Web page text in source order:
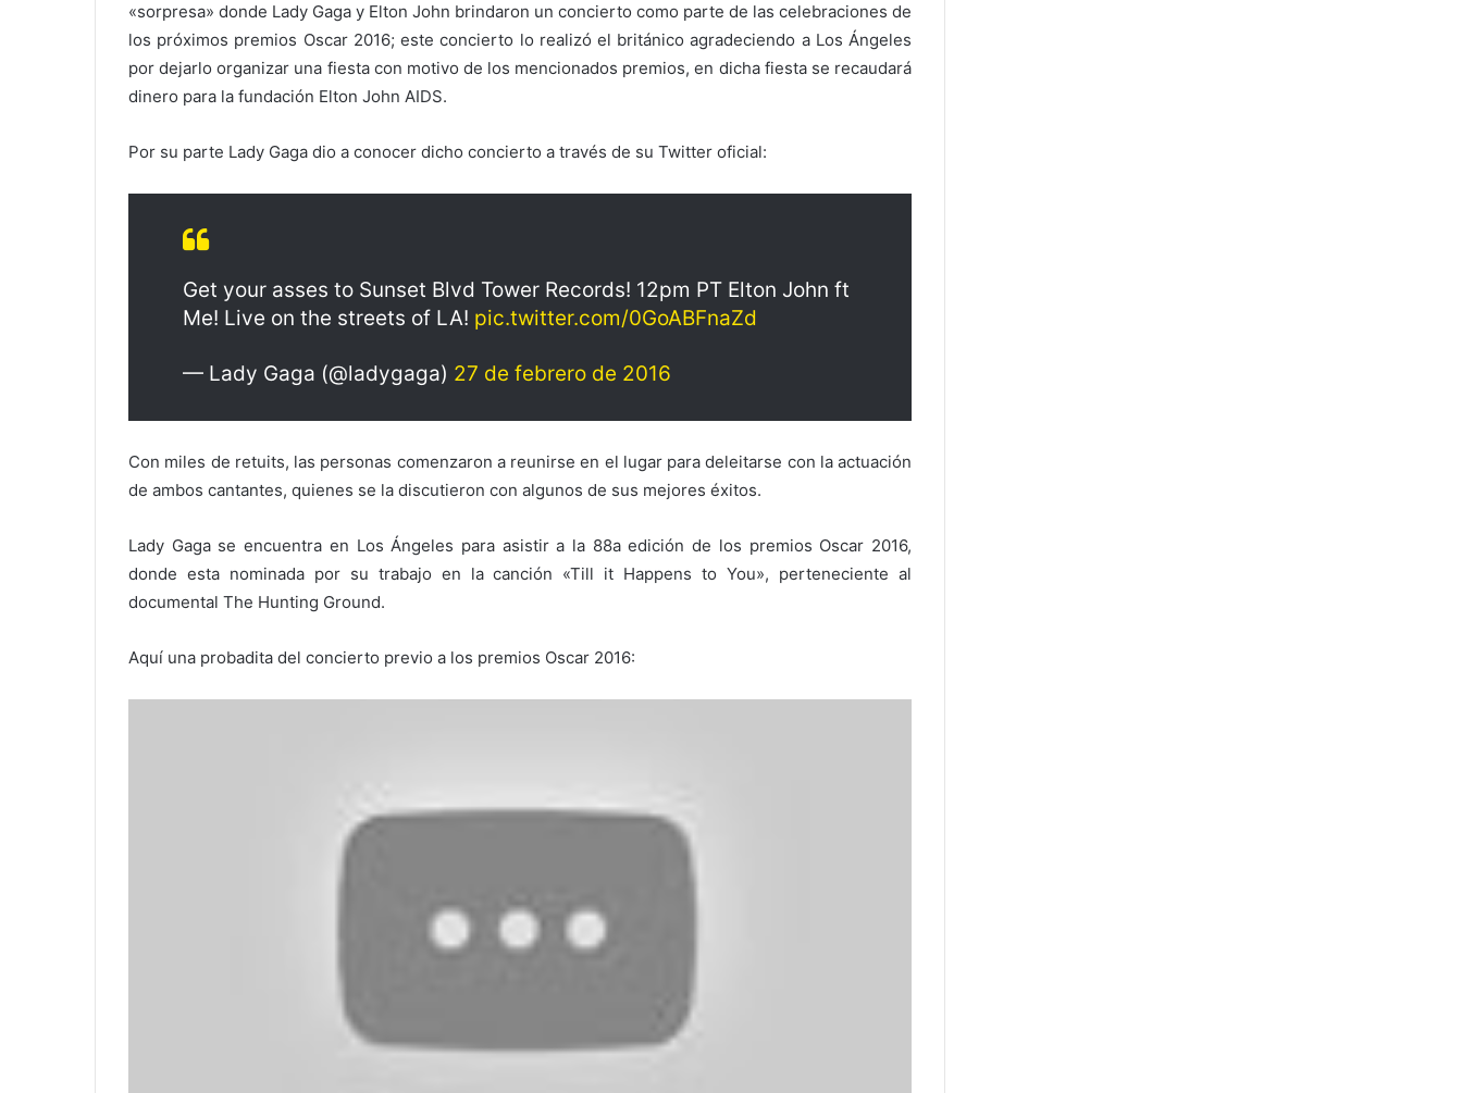
«sorpresa» donde Lady Gaga y Elton John brindaron un concierto como parte de las celebraciones de
los próximos premios Oscar 2016; este concierto lo realizó el británico agradeciendo a Los Ángeles
por dejarlo organizar una fiesta con motivo de los mencionados premios, en dicha fiesta se recaudará
dinero para la fundación Elton John AIDS.
Por su parte Lady Gaga dio a conocer dicho concierto a través de su Twitter oficial:
Get your asses to Sunset Blvd Tower Records! 12pm PT Elton John ft
Me! Live on the streets of LA! pic.twitter.com/0GoABFnaZd
— Lady Gaga (@ladygaga) 27 de febrero de 2016
Con miles de retuits, las personas comenzaron a reunirse en el lugar para deleitarse con la actuación
de ambos cantantes, quienes se la discutieron con algunos de sus mejores éxitos.
Lady Gaga se encuentra en Los Ángeles para asistir a la 88a edición de los premios Oscar 2016,
donde esta nominada por su trabajo en la canción «Till it Happens to You», perteneciente al
documental The Hunting Ground.
Aquí una probadita del concierto previo a los premios Oscar 2016: